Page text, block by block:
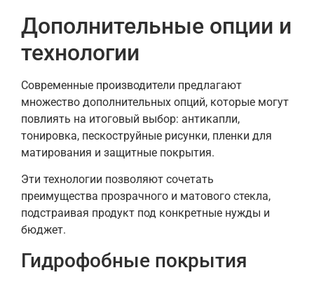
Дополнительные опции и
технологии
Современные производители предлагают
множество дополнительных опций, которые могут
повлиять на итоговый выбор: антикапли,
тонировка, пескоструйные рисунки, пленки для
матирования и защитные покрытия.
Эти технологии позволяют сочетать
преимущества прозрачного и матового стекла,
подстраивая продукт под конкретные нужды и
бюджет.
Гидрофобные покрытия